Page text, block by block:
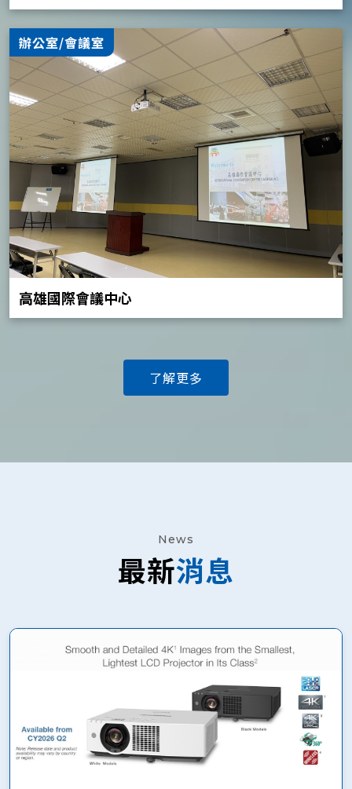
辦公室/會議室
高雄國際會議中心
了解更多
News
最新消息